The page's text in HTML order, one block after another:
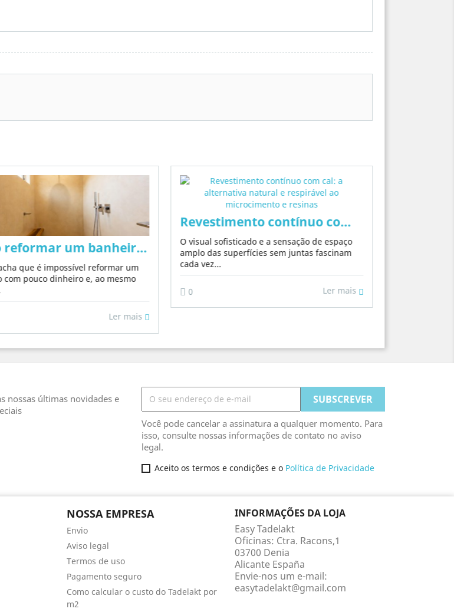
microcimento
materiais e tendências sem reforma pesada
reformar um banheiro com pouco dinheiro sem parecer barato: o guia
que é impossível reformar um
com pouco dinheiro e, ao mesmo
Ler mais
Revestimento contínuo com cal: a
O visual sofisticado e a sensação de espaço
amplo das superfícies sem juntas fascinam
cada vez...
0 Ler mais
nossas últimas novidades e
Você pode cancelar a assinatura a qualquer momento. Para
isso, consulte nossas informações de contato no aviso
legal.
Aceito os termos e condições e o Política de Privacidade
NOSSA EMPRESA
Envio
Aviso legal
Termos de uso
Pagamento seguro
Como calcular o custo do Tadelakt por
m2
INFORMAÇÕES DA LOJA
Easy Tadelakt
Oficinas: Ctra. Racons,1
03700 Denia
Alicante España
Envie-nos um e-mail:
easytadelakt@gmail.com